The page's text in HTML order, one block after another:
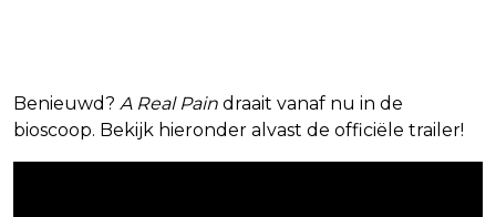
Benieuwd? A Real Pain draait vanaf nu in de
bioscoop. Bekijk hieronder alvast de officiële trailer!